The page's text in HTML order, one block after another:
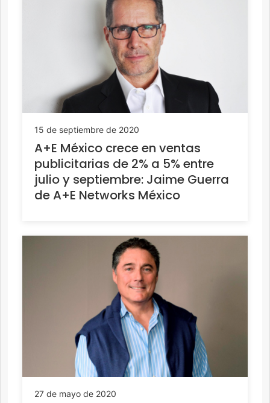
15 de septiembre de 2020
A+E México crece en ventas
publicitarias de 2% a 5% entre
julio y septiembre: Jaime Guerra
de A+E Networks México
27 de mayo de 2020